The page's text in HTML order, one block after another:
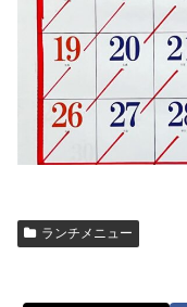
ランチメニュー